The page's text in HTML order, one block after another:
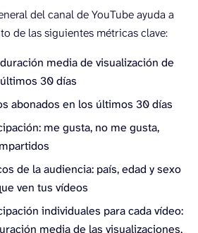
del canal de YouTube ayuda a
de las siguientes métricas clave:
media de visualización de
30 días
abonados en los últimos 30 días
me gusta, no me gusta,
de la audiencia: país, edad y sexo
ven tus vídeos
individuales para cada vídeo:
media de las visualizaciones,